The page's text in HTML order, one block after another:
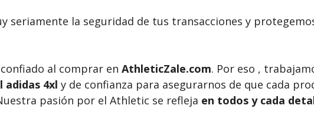
seriamente la seguridad de tus transacciones y
al comprar en AthleticZale.com. Por eso ,
adidas 4xl y de confianza para asegurarnos de que cada
pasión por el Athletic se refleja en todos y cada